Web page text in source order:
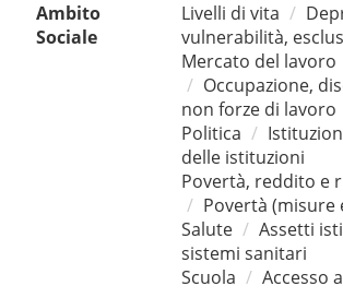
Ambito
Sociale
Livelli di vita
vulnerabilità,
Mercato del lavoro
Occupazione,
non forze di lavoro
Politica
delle istituzioni
Povertà, reddito e
Povertà (misure
Salute
Assetti
sistemi sanitari
Scuola
Accesso